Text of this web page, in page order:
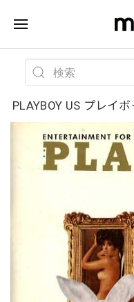
PLAYBOY US プレイ